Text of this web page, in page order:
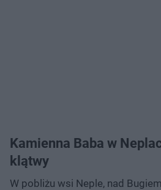
Kamienna Baba w
klątwy
W pobliżu wsi Neple, nad